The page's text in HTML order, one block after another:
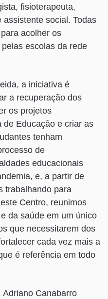
fisioterapeuta,
social. Todas
acolher os
escolas da rede
a iniciativa é
a recuperação dos
os projetos
de Educação e criar as
tenham
de
educacionais
e, a partir de
trabalhando para
Centro, reunimos
da saúde em um único
que necessitarem dos
cada vez mais a
é referência em todo
Adriano Canabarro